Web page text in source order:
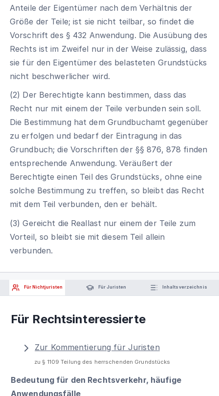
Anteile der Eigentümer nach dem Verhältnis der
Größe der Teile; ist sie nicht teilbar, so findet die
Vorschrift des § 432 Anwendung. Die Ausübung des
Rechts ist im Zweifel nur in der Weise zulässig, dass
sie für den Eigentümer des belasteten Grundstücks
nicht beschwerlicher wird.
(2) Der Berechtigte kann bestimmen, dass das
Recht nur mit einem der Teile verbunden sein soll.
Die Bestimmung hat dem Grundbuchamt gegenüber
zu erfolgen und bedarf der Eintragung in das
Grundbuch; die Vorschriften der §§ 876, 878 finden
entsprechende Anwendung. Veräußert der
Berechtigte einen Teil des Grundstücks, ohne eine
solche Bestimmung zu treffen, so bleibt das Recht
mit dem Teil verbunden, den er behält.
(3) Gereicht die Reallast nur einem der Teile zum
Vorteil, so bleibt sie mit diesem Teil allein
verbunden.
Für Nichtjuristen Für Juristen Inhaltsverzeichnis
Für Rechtsinteressierte
Zur Kommentierung für Juristen
zu § 1109 Teilung des herrschenden Grundstücks
Bedeutung für den Rechtsverkehr, häufige
Anwendungsfälle